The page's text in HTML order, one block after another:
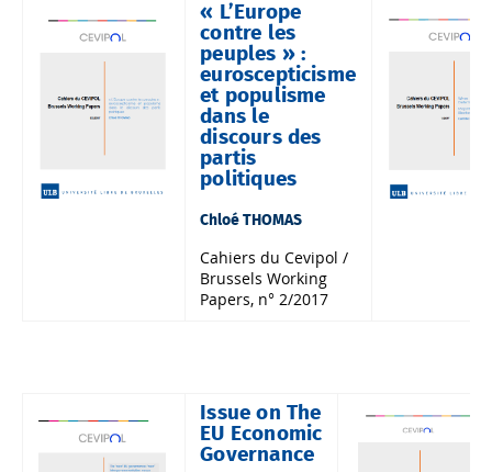
« L’Europe
contre les
peuples » :
euroscepticisme
et populisme
dans le
discours des
partis
politiques
Chloé THOMAS
Cahiers du Cevipol /
Brussels Working
Papers, n° 2/2017
Issue on The
EU Economic
Governance